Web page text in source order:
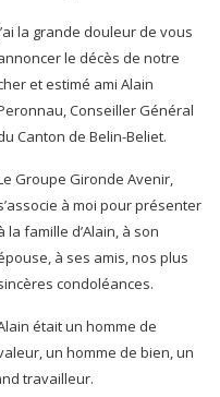
la grande douleur de vous
le décès de notre
et estimé ami Alain
Conseiller Général
Canton de Belin-Beliet.
Groupe Gironde Avenir,
à moi pour présenter
la famille d’Alain, à son
à ses amis, nos plus
condoléances.
était un homme de
un homme de bien, un
travailleur.